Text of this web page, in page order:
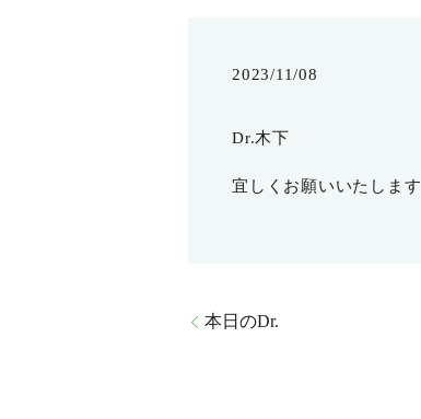
2023/11/08
Dr.木下
宜しくお願いいたします
本日のDr.